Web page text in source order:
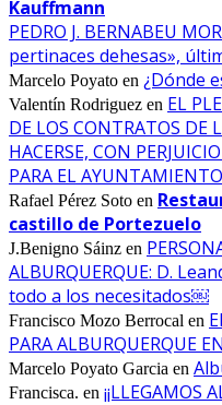
Kauffmann
PEDRO J. BERNABEU
pertinaces dehesas»,
Marcelo Poyato en ¿Dónde
Valentín Rodriguez en EL
DE LOS CONTRATOS DE
HACERSE, CON
PARA EL
Rafael Pérez Soto en
castillo de Portezuelo
J.Benigno Sáinz en
ALBURQUERQUE: D.
todo a los necesitados￼
Francisco Mozo Berrocal en
PARA ALBURQUERQUE
Marcelo Poyato Garcia en
Francisca. en ¡¡LLEGAMOS